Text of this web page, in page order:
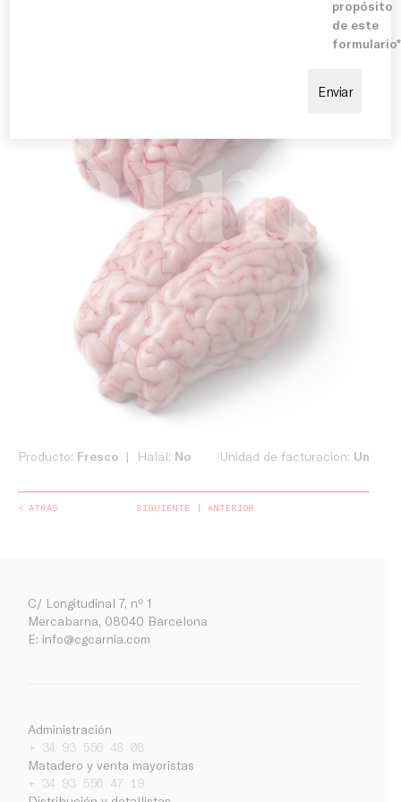
Producto: Fresco Halal: No Unidad de facturacion: Un
< ATRÁS SIGUIENTE ANTERIOR
C/ Longitudinal 7, nº 1
Mercabarna, 08040 Barcelona
E: info@cgcarnia.com
Administración
+ 34 93 556 48 08
Matadero y venta mayoristas
+ 34 93 556 47 19
propósito
de este
formulario*